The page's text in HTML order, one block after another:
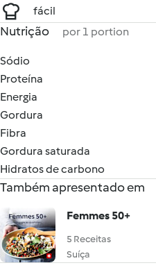
fácil
Nutrição por 1 portion
Sódio
Proteína
Energia
Gordura
Fibra
Gordura saturada
Hidratos de carbono
Também apresentado em
Femmes 50+
5 Receitas
Suíça